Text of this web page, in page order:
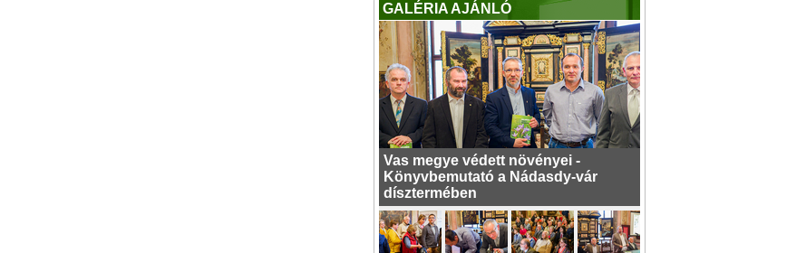
GALÉRIA AJÁNLÓ
Vas megye védett növényei -
Könyvbemutató a Nádasdy-vár
dísztermében